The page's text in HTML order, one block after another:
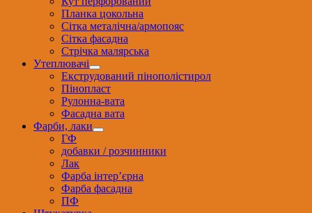
Планка цокольна
Сітка металічна/армопояс
Сітка фасадна
Стрічка малярська
Утеплювачі
Екструдований пінополістирол
Пінопласт
Рулонна-вата
Фасадна вата
Фарби, лаки
ГФ
добавки / розчинники
Лак
Фарба інтер’єрна
Фарба фасадна
ПФ